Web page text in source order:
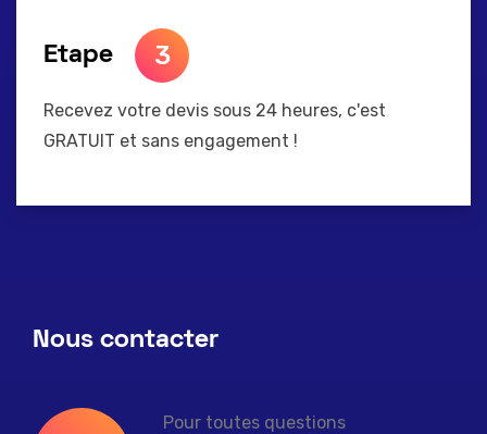
Etape 3
Recevez votre devis sous 24 heures, c'est
GRATUIT et sans engagement !
Nous contacter
Pour toutes questions